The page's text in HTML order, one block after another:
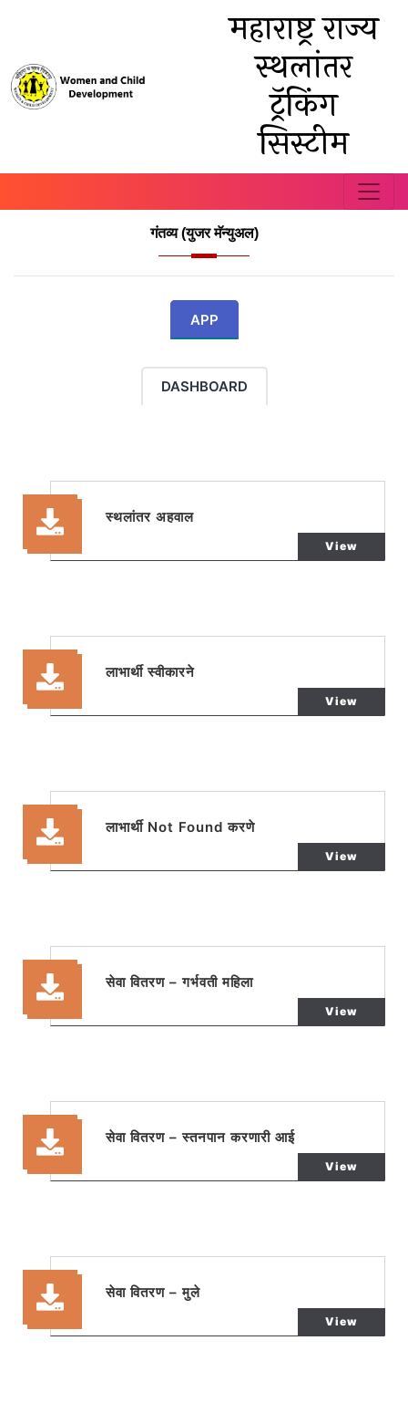
महाराष्ट्र राज्य
स्थलांतर
ट्रॅकिंग
सिस्टीम
गंतव्य (युजर मॅन्युअल)
APP
DASHBOARD
स्थलांतर अहवाल
View
लाभार्थी स्वीकारने
View
लाभार्थी Not Found करणे
View
सेवा वितरण – गर्भवती महिला
View
सेवा वितरण – स्तनपान करणारी आई
View
सेवा वितरण – मुले
View